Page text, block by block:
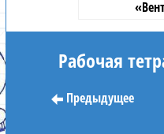
Рабочая
Предыдущее